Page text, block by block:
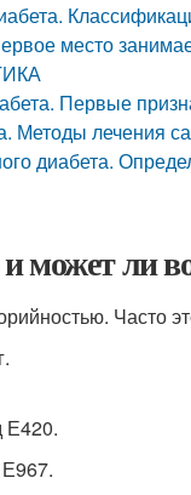
первое место
Первые
Методы лечения
диабета.
может ли
Часто
Е420.